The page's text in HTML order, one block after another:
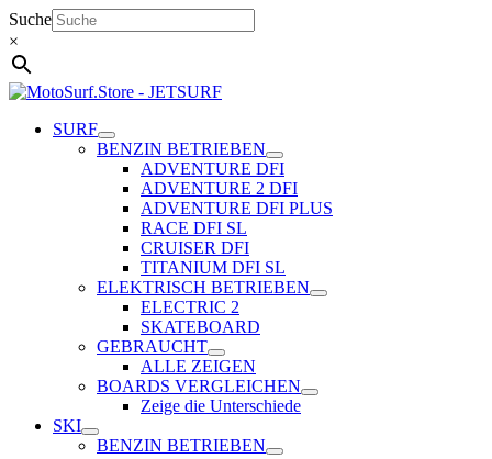
Zum
Inhalt
springen
Suche
×
SURF
BENZIN BETRIEBEN
ADVENTURE DFI
ADVENTURE 2 DFI
ADVENTURE DFI PLUS
RACE DFI SL
CRUISER DFI
TITANIUM DFI SL
ELEKTRISCH BETRIEBEN
ELECTRIC 2
SKATEBOARD
GEBRAUCHT
ALLE ZEIGEN
BOARDS VERGLEICHEN
Zeige die Unterschiede
SKI
BENZIN BETRIEBEN